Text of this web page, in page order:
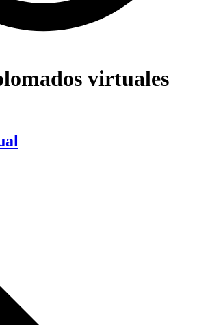
virtuales